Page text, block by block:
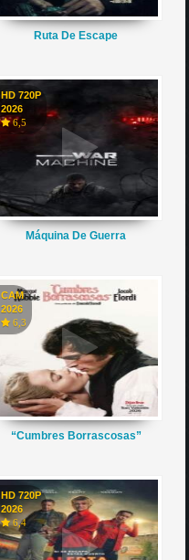
Ruta De Escape
HD 720P
2026
6,5
Máquina De Guerra
CAM
2026
6,3
“Cumbres Borrascosas”
HD 720P
2026
6,4